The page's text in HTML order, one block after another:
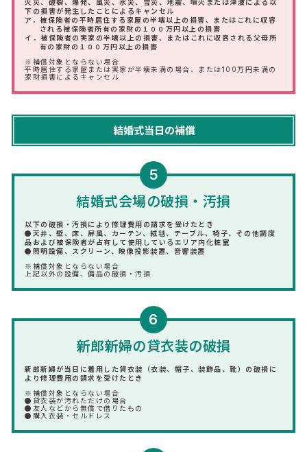
火災、破裂、爆発、風災、水災、雪災、地震、噴火または津波による以
下の損害が発生したことによるキャンセル
ア．被保険者の平時居住する家屋の半壊以上の損害、またはこれに収容
される被保険者所有の家財の１００万円以上の損害
イ．被保険者の実家の半壊以上の損害、またはこれに収容される父母所
有の家財の１００万円以上の損害
※補償対象とならない場合
平時居住する家屋または実家が半壊未満の場合、または100万円未満の
家財損害によるキャンセル
5
結婚式会場の破損・汚損
以下の破損・汚損により修理費用の請求を受けたとき
●天井、壁、床、屏風、カーテン、絨毯、テーブル、椅子、その他調度
品および被保険者が占有して使用しているエリア内化粧室
●照明設備、スクリーン、映像投影装置、音響装置
※補償対象とならない場合
上記以外の設備、備品の破損・汚損
6
新郎新婦の貸衣装の破損
新郎新婦が当日に着用した貸衣装（衣装、帽子、装飾品、靴）の破損に
より修理費用の請求を受けたとき
※補償対象とならない場合
●貸衣装が汚れただけの場合
●友人などから無償で借りたもの
●購入衣装・セルドレス